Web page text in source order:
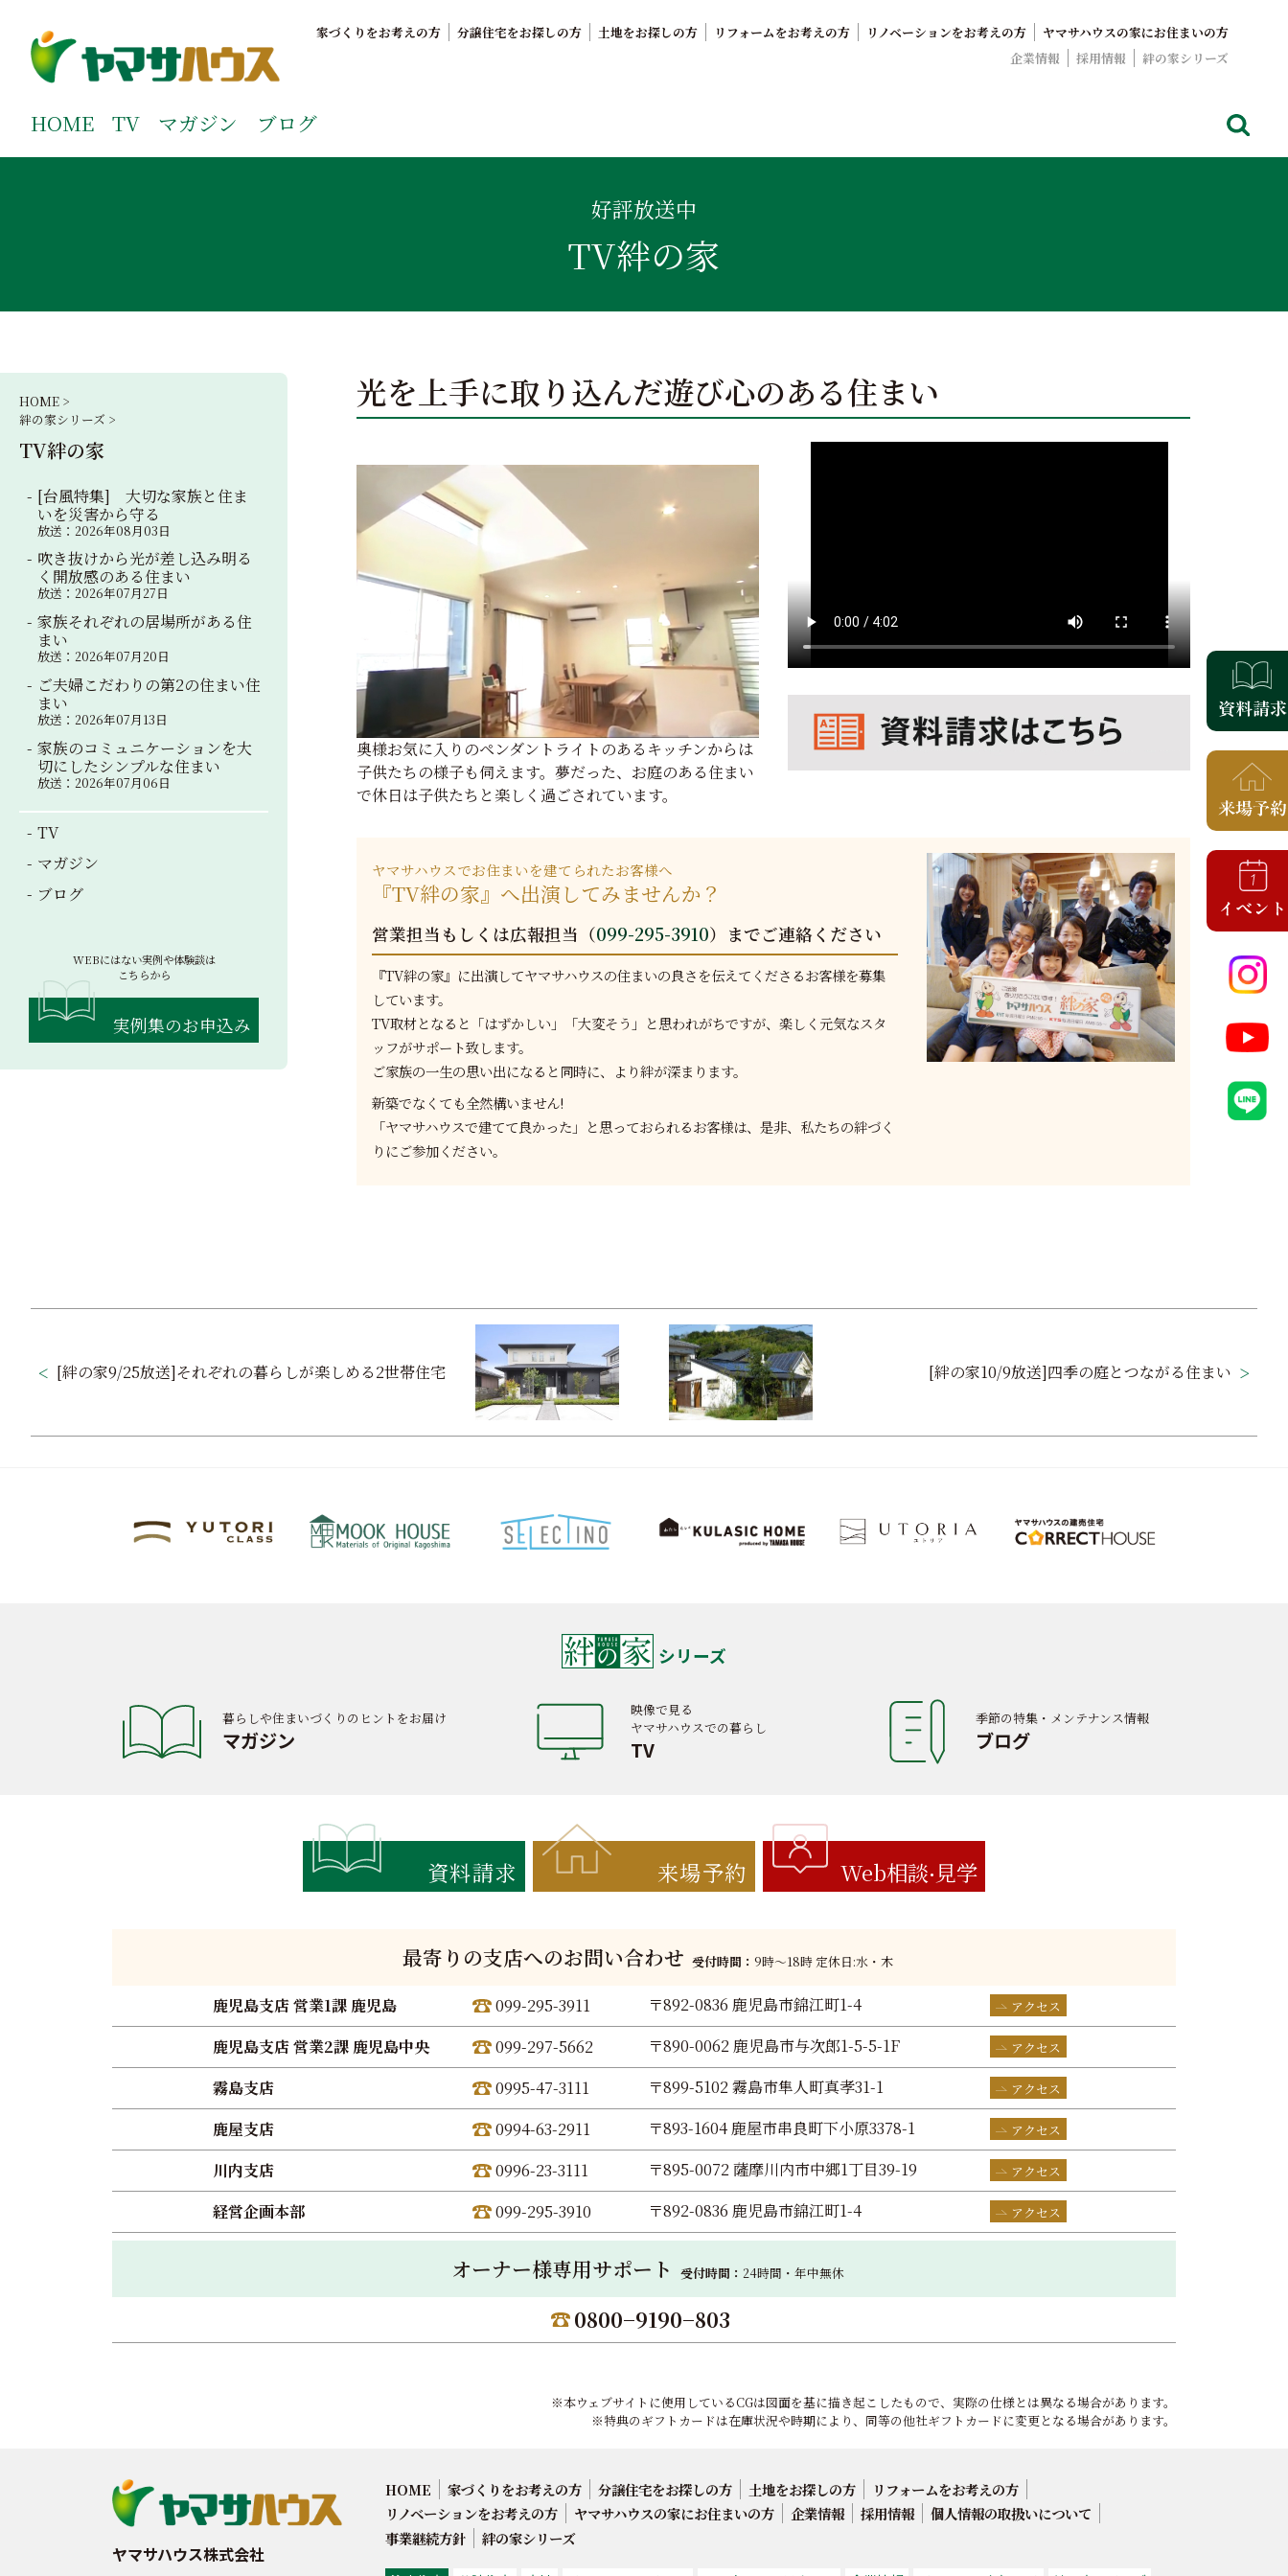
ご覧ください。
家づくりをお考えの方 分譲住宅をお探しの方 土地をお探しの方 リフォームをお考えの方 リノベーションをお考えの方
ヤマサハウスの家にお住まいの方
企業情報
採用情報 絆の家シリーズ
HOME TV マガジン ブログ
好評放送中
TV絆の家
光を上手に取り込んだ遊び心のある住まい
奥様お気に入りのペンダントライトのあるキッチンからは
子供たちの様子も伺えます。夢だった、お庭のある住まい
で休日は子供たちと楽しく過ごされています。
ヤマサハウスでお住まいを建てられたお客様へ
『TV絆の家』へ出演してみませんか？
営業担当もしくは広報担当（099-295-3910）までご連絡ください
『TV絆の家』に出演してヤマサハウスの住まいの良さを伝えてくださるお客様を募集
しています。
TV取材となると「はずかしい」「大変そう」と思われがちですが、楽しく元気なスタ
ッフがサポート致します。
ご家族の一生の思い出になると同時に、より絆が深まります。
新築でなくても全然構いません!
「ヤマサハウスで建てて良かった」と思っておられるお客様は、是非、私たちの絆づく
りにご参加ください。
HOME >
絆の家シリーズ >
TV絆の家
[台風特集] 大切な家族と住ま
いを災害から守る
放送：2026年08月03日
吹き抜けから光が差し込み明る
く開放感のある住まい
放送：2026年07月27日
家族それぞれの居場所がある住
まい
放送：2026年07月20日
ご夫婦こだわりの第2の住まい住
まい
放送：2026年07月13日
家族のコミュニケーションを大
切にしたシンプルな住まい
放送：2026年07月06日
TV
マガジン
ブログ
WEBにはない実例や体験談は
こちらから
実例集のお申込み
稿
ビ
[絆の家9/25放送]それぞれの暮らしが楽しめる2世帯住宅 [絆の家10/9放送]四季の庭とつながる住まい
シリーズ
暮らしや住まいづくりのヒントをお届け
マガジン
映像で見る
ヤマサハウスでの暮らし
TV
季節の特集・メンテナンス情報
ブログ
資料請求 来場予約 Web相談 見学
最寄りの支店へのお問い合わせ 受付時間： 9時〜18時 定休日:水・木
鹿児島支店 営業1課 鹿児島 099-295-3911 〒892-0836 鹿児島市錦江町1-4 アクセス
鹿児島支店 営業2課 鹿児島中央 099-297-5662 〒890-0062 鹿児島市与次郎1-5-5-1F アクセス
霧島支店 0995-47-3111 〒899-5102 霧島市隼人町真孝31-1 アクセス
鹿屋支店 0994-63-2911 〒893-1604 鹿屋市串良町下小原3378-1 アクセス
川内支店 0996-23-3111 〒895-0072 薩摩川内市中郷1丁目39-19 アクセス
経営企画本部 099-295-3910 〒892-0836 鹿児島市錦江町1-4 アクセス
オーナー様専用サポート 受付時間： 24時間・年中無休
0800−9190−803
※本ウェブサイトに使用しているCGは図面を基に描き起こしたもので、実際の仕様とは異なる場合があります。
※特典のギフトカードは在庫状況や時期により、同等の他社ギフトカードに変更となる場合があります。
ヤマサハウス株式会社
HOME 家づくりをお考えの方 分譲住宅をお探しの方 土地をお探しの方
リフォームをお考えの方
リノベーションをお考えの方
ヤマサハウスの家にお住まいの方 企業情報 採用情報
個人情報の取扱いについて
事業継続方針
絆の家シリーズ